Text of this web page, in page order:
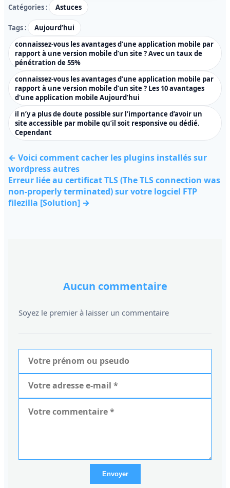
Catégories : Astuces
Tags :
Aujourd’hui
connaissez-vous les avantages d’une application mobile par
rapport à une version mobile d’un site ? Avec un taux de
pénétration de 55%
connaissez-vous les avantages d’une application mobile par
rapport à une version mobile d’un site ? Les 10 avantages
d'une application mobile Aujourd’hui
il n’y a plus de doute possible sur l’importance d’avoir un
site accessible par mobile qu’il soit responsive ou dédié.
Cependant
← Voici comment cacher les plugins installés sur
wordpress autres
Erreur liée au certificat TLS (The TLS connection was
non-properly terminated) sur votre logciel FTP
filezilla [Solution] →
Aucun commentaire
Soyez le premier à laisser un commentaire
Envoyer